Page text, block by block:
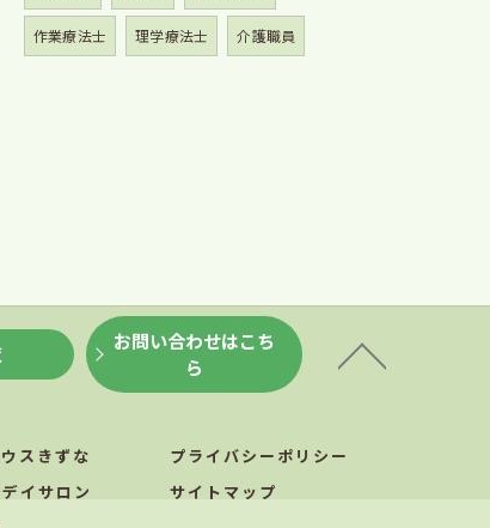
作業療法士 理学療法士 介護職員
お問い合わせはこち
ら
スきずな
イサロン
プライバシーポリシー
サイトマップ